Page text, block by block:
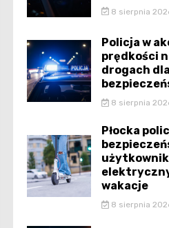
8 sierpnia
Policja w
prędkości
drogach
8 sierpnia
Płocka
wakacje
8 sierpnia